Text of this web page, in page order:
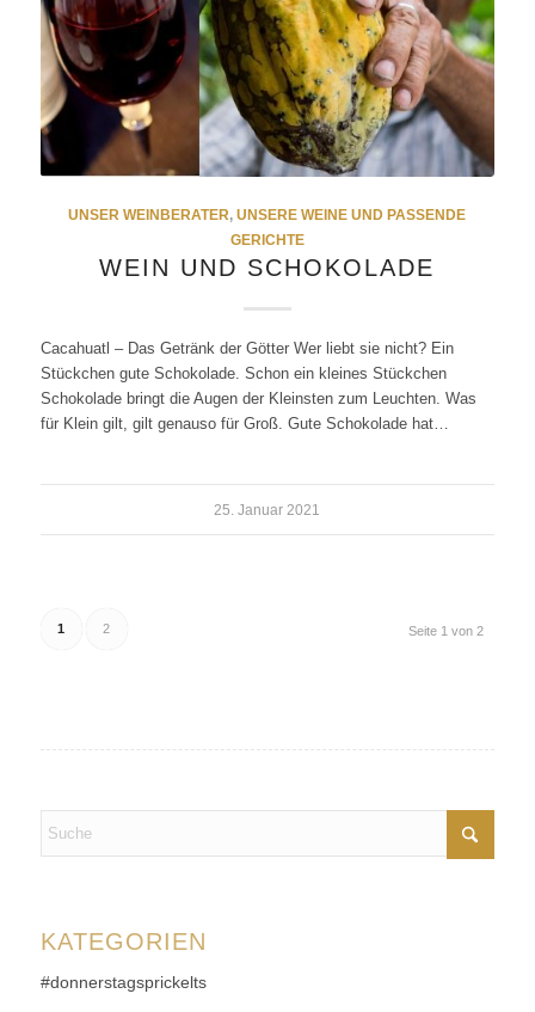
UNSER WEINBERATER,UNSERE WEINE UND PASSENDE
GERICHTE
WEIN UND SCHOKOLADE
Cacahuatl – Das Getränk der Götter Wer liebt sie nicht? Ein
Stückchen gute Schokolade. Schon ein kleines Stückchen
Schokolade bringt die Augen der Kleinsten zum Leuchten. Was
für Klein gilt, gilt genauso für Groß. Gute Schokolade hat…
25. Januar 2021
Seite 1 von 2
1 2
KATEGORIEN
#donnerstagsprickelts